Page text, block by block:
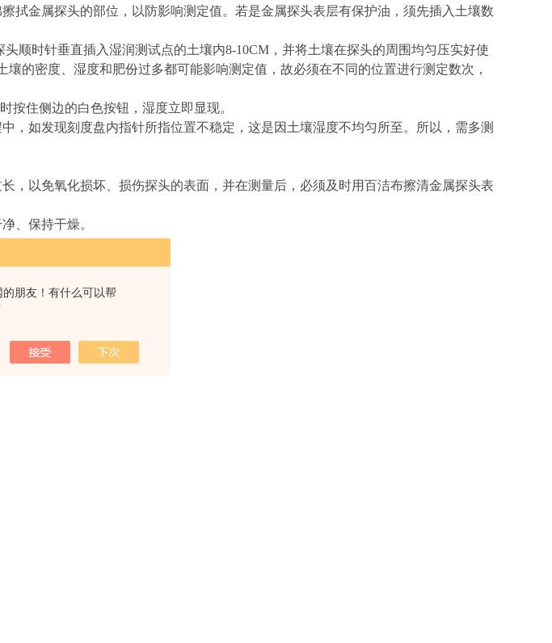
的朋友！有什么可以帮
拭金属探头的部位，以防影响测定值。若是金属探头表层有保护油，须先插入土壤数
顺时针垂直插入湿润测试点的土壤内8-10CM，并将土壤在探头的周围均匀压实好使
的密度、湿度和肥份过多都可能影响测定值，故必须在不同的位置进行测定数次，
按住侧边的白色按钮，湿度立即显现。
，如发现刻度盘内指针所指位置不稳定，这是因土壤湿度不均匀所至。所以，需多测
，以免氧化损坏、损伤探头的表面，并在测量后，必须及时用百洁布擦清金属探头表
、保持干燥。
头直接插入水溶液中。